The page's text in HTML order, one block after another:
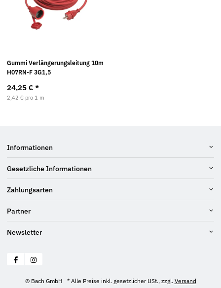
Gummi Verlängerungsleitung 10m
H07RN-F 3G1,5
24,25 € *
2,42 € pro 1 m
Informationen
Gesetzliche Informationen
Zahlungsarten
Partner
Newsletter
© Bach GmbH * Alle Preise inkl. gesetzlicher USt., zzgl.Versand